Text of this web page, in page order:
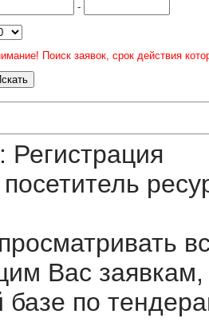
-
Поиск заявок, срок действия
Регистрация
Вас
базе по